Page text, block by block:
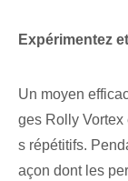
Expérimentez
Un moyen
ges Rolly⁣ Vortex
s répétitifs.
açon dont les